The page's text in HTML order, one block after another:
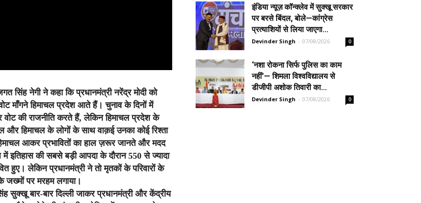
सिंह नेगी ने कहा कि प्रधानमंत्री नरेंद्र मोदी को
माँगने हिमाचल प्रदेश आते हैं। चुनाव के दिनों में
की राजनीति करते हैं, लेकिन हिमाचल प्रदेश के
और हिमाचल के लोगों के साथ वाक़ई उनका कोई रिश्ता
आकर प्रभावितों का हाल ज़रूर जानते और मदद
इतिहास की सबसे बड़ी आपदा के दौरान 550 से ज्यादा
हुए। लेकिन प्रधानमंत्री ने तो मृतकों के परिवारों के
पर मरहम लगाया।
सुक्खू बार-बार दिल्ली जाकर प्रधानमंत्री और केंद्रीय
इंडिया न्यूज़ कॉन्क्लेव में सुक्खू सरकार
पर बरसे बिंदल, बोले—कांग्रेस
प्रत्याशियों से लिया जाएगा...
Devinder Singh - 07/08/2026 0
‘नशा रोकना सिर्फ पुलिस का काम
नहीं’— शिमला विश्वविद्यालय से
डीजीपी अशोक तिवारी का...
Devinder Singh - 07/08/2026 0